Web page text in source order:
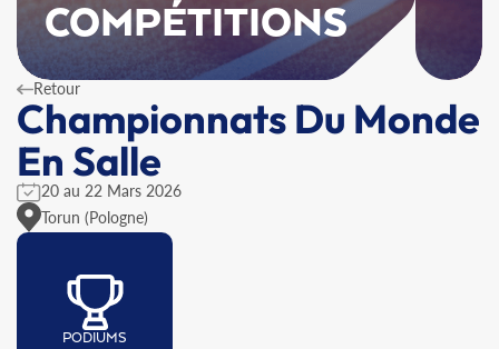
COMPÉTITIONS
Retour
Championnats Du Monde
En Salle
20 au 22 Mars 2026
Torun (Pologne)
PODIUMS